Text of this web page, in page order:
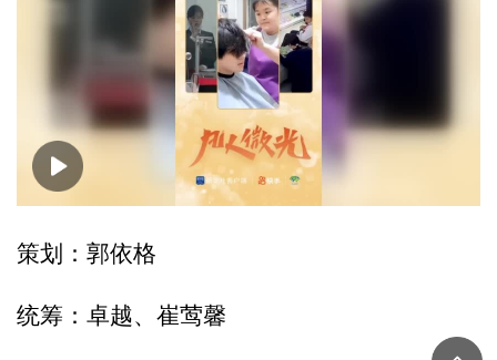
00:00
策划：郭依格
统筹：卓越、崔莺馨